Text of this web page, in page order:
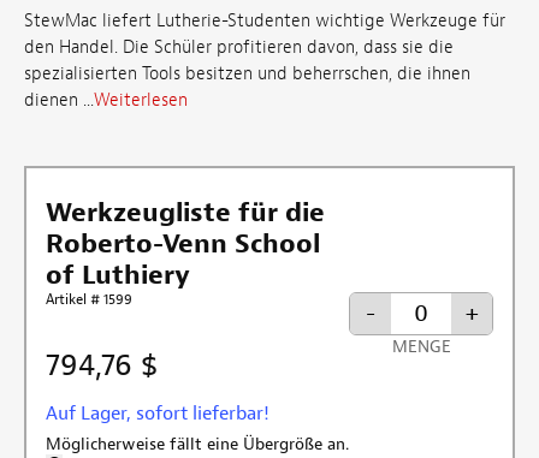
StewMac liefert Lutherie-Studenten wichtige Werkzeuge für
den Handel. Die Schüler profitieren davon, dass sie die
spezialisierten Tools besitzen und beherrschen, die ihnen
dienen ...Weiterlesen
Werkzeugliste für die
Roberto-Venn School
of Luthiery
Artikel # 1599
794,76 $
Auf Lager, sofort lieferbar!
Möglicherweise fällt eine Übergröße an.
- +
MENGE